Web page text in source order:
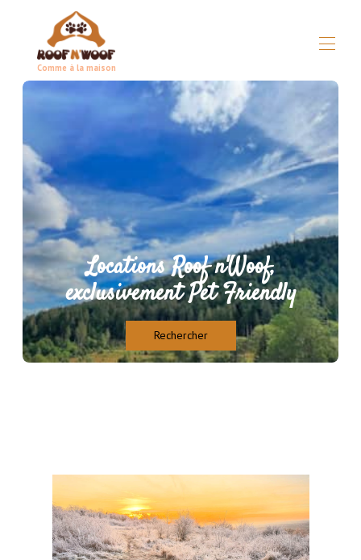
Comme à la maison
Accueil
Concept ▾
Tous les hébergements ▾
Guide Pratique
▾
Conditions ▾
Contacts d'urgence
Partenaires Roof n'Woof
Locations Roof n'Woof,
exclusivement Pet Friendly
Rechercher